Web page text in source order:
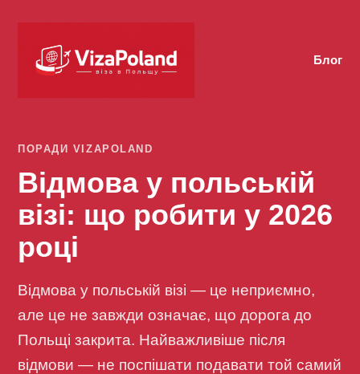
Блог
ПОРАДИ VIZAPOLAND
Відмова у польській
візі: що робити у 2026
році
Відмова у польській візі — це неприємно,
але це не завжди означає, що дорога до
Польщі закрита. Найважливіше після
відмови — не поспішати подавати той самий